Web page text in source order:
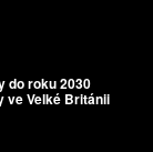
do roku 2030
ve Velké Británii